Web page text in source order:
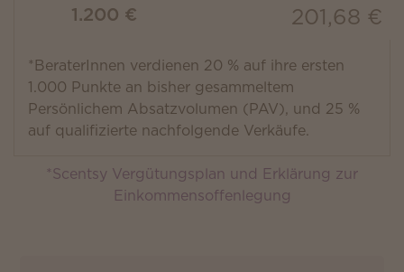
1.200 € 201,68 €
*BeraterInnen verdienen 20 % auf ihre ersten
1.000 Punkte an bisher gesammeltem
Persönlichem Absatzvolumen (PAV), und 25 %
auf qualifizierte nachfolgende Verkäufe.
*Scentsy Vergütungsplan und Erklärung zur
Einkommensoffenlegung